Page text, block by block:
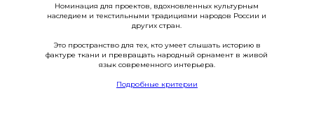
Номинация для проектов, вдохновленных культурным
наследием и текстильными традициями народов России и
других стран.
Это пространство для тех, кто умеет слышать историю в
фактуре ткани и превращать народный орнамент в живой
язык современного интерьера.
Подробные критерии